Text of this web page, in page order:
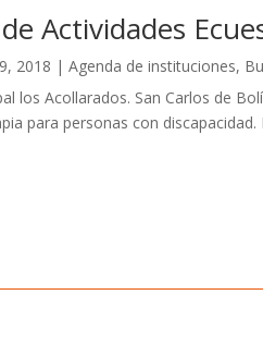
Actividades
2018 |Agenda de instituciones,
los Acollarados. San Carlos de
para personas con